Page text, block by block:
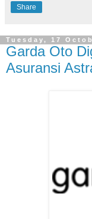
Share
Tuesday, 17
Garda Oto
Asuransi